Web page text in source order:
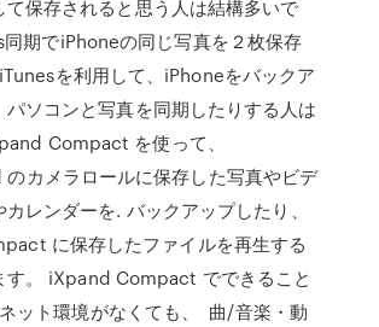
て保存されると思う人は結構多いで
期でiPhoneの同じ写真を２枚保存
を利用して、iPhoneをバックア
パソコンと写真を同期したりする人は
Compact を使って、
カメラロールに保存した写真やビデ
レンダーを. バックアップしたり、
に保存したファイルを再生する
す。 iXpand Compact でできること
ット環境がなくても、 曲/音楽・動